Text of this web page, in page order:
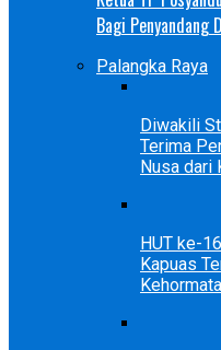
Bagi
Palangka Raya
Diwakili
Terima
Nusa dari
HUT ke-
Kapuas